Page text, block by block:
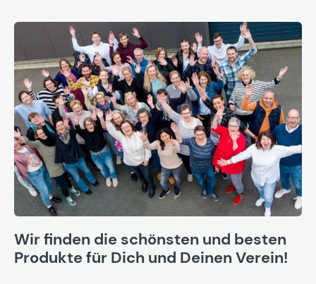
Wir finden die schönsten und besten
Produkte für Dich und Deinen Verein!